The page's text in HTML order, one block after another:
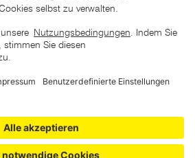
UVP Preisen auf dieser Website sind die
zu verstehen
ZGONC. Alle Rechte vorbehalten.